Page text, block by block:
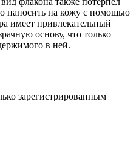
наносить на кожу с помощью
имеет привлекательный
основу, что только
в ней.
зарегистрированным